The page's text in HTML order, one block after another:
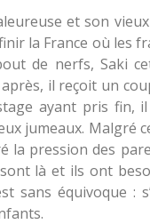
et son
la France où les
de nerfs, Saki
il reçoit un
ayant pris fin,
jumeaux. Malgré
la pression des
là et ils ont
sans équivoque :